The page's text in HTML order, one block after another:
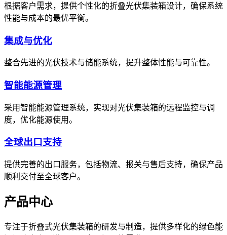
根据客户需求，提供个性化的折叠光伏集装箱设计，确保系统
性能与成本的最优平衡。
集成与优化
整合先进的光伏技术与储能系统，提升整体性能与可靠性。
智能能源管理
采用智能能源管理系统，实现对光伏集装箱的远程监控与调
度，优化能源使用。
全球出口支持
提供完善的出口服务，包括物流、报关与售后支持，确保产品
顺利交付至全球客户。
产品中心
专注于折叠式光伏集装箱的研发与制造，提供多样化的绿色能